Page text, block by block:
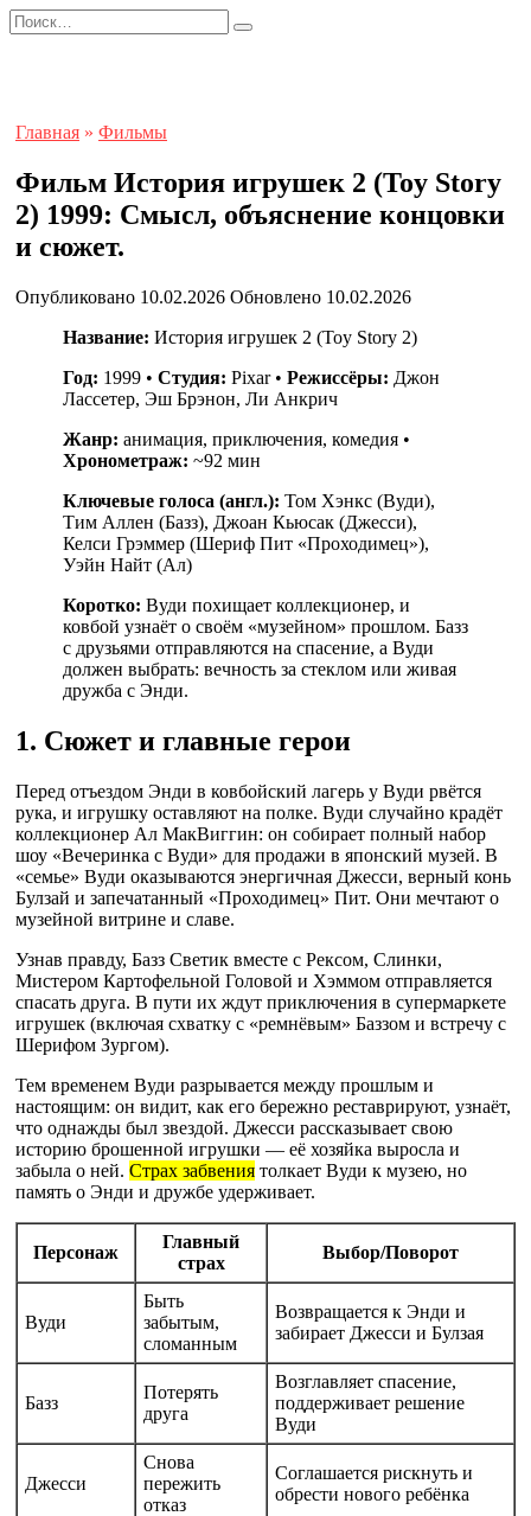
Перейти
к
Search
for:
Главная » Фильмы
Фильм История игрушек 2 (Toy Story
2) 1999: Смысл, объяснение концовки
и сюжет.
Опубликовано 10.02.2026 Обновлено 10.02.2026
Название: История игрушек 2 (Toy Story 2)
Год: 1999 • Студия: Pixar • Режиссёры: Джон
Лассетер, Эш Брэнон, Ли Анкрич
Жанр: анимация, приключения, комедия •
Хронометраж: ~92 мин
Ключевые голоса (англ.): Том Хэнкс (Вуди),
Тим Аллен (Базз), Джоан Кьюсак (Джесси),
Келси Грэммер (Шериф Пит «Проходимец»),
Уэйн Найт (Ал)
Коротко: Вуди похищает коллекционер, и
ковбой узнаёт о своём «музейном» прошлом. Базз
с друзьями отправляются на спасение, а Вуди
должен выбрать: вечность за стеклом или живая
дружба с Энди.
1. Сюжет и главные герои
Перед отъездом Энди в ковбойский лагерь у Вуди рвётся
рука, и игрушку оставляют на полке. Вуди случайно крадёт
коллекционер Ал МакВиггин: он собирает полный набор
шоу «Вечеринка с Вуди» для продажи в японский музей. В
«семье» Вуди оказываются энергичная Джесси, верный конь
Булзай и запечатанный «Проходимец» Пит. Они мечтают о
музейной витрине и славе.
Узнав правду, Базз Светик вместе с Рексом, Слинки,
Мистером Картофельной Головой и Хэммом отправляется
спасать друга. В пути их ждут приключения в супермаркете
игрушек (включая схватку с «ремнёвым» Баззом и встречу с
Шерифом Зургом).
Тем временем Вуди разрывается между прошлым и
настоящим: он видит, как его бережно реставрируют, узнаёт,
что однажды был звездой. Джесси рассказывает свою
историю брошенной игрушки — её хозяйка выросла и
забыла о ней. Страх забвения толкает Вуди к музею, но
память о Энди и дружбе удерживает.
Персонаж
Главный
страх
Выбор/Поворот
Вуди
Быть
забытым,
сломанным
Возвращается к Энди и
забирает Джесси и Булзая
Базз
Потерять
друга
Возглавляет спасение,
поддерживает решение
Вуди
Джесси
Снова
пережить
отказ
Соглашается рискнуть и
обрести нового ребёнка